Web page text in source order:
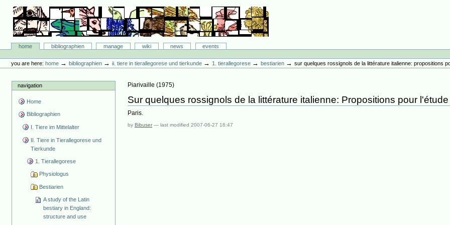
content.
navigation
Bibliographie-Portal
Sectionshome bibliographien manage wiki news
events
tools
you are here: home →bibliographien →ii. tiere in tierallegorese und tierkunde →1. tierallegorese →bestiarien →sur quelques rossignols de la littérature italienne: propositions
navigation
Home
Bibliographien
I. Tiere im Mittelalter
II. Tiere in Tierallegorese und
Tierkunde
1. Tierallegorese
Physiologus
Bestiarien
A study of the Latin
bestiary in England:
structure and use
Piarivaille (1975)
Sur quelques rossignols de la littérature italienne: Propositions pour
Paris.
byBibuser —last modified2007-06-27 16:47